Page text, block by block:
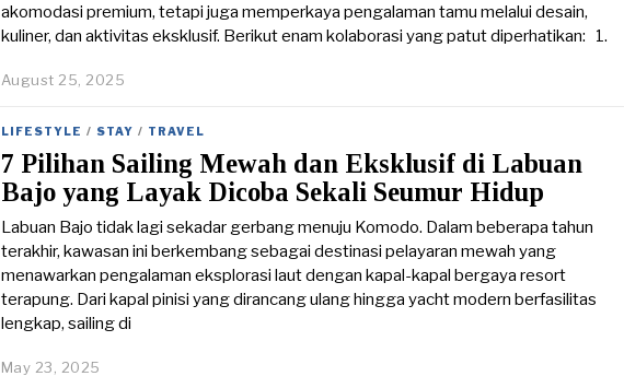
akomodasi premium, tetapi juga memperkaya pengalaman tamu melalui desain,
kuliner, dan aktivitas eksklusif. Berikut enam kolaborasi yang patut diperhatikan: 1.
August 25, 2025
LIFESTYLE / STAY / TRAVEL
7 Pilihan Sailing Mewah dan Eksklusif di Labuan
Bajo yang Layak Dicoba Sekali Seumur Hidup
Labuan Bajo tidak lagi sekadar gerbang menuju Komodo. Dalam beberapa tahun
terakhir, kawasan ini berkembang sebagai destinasi pelayaran mewah yang
menawarkan pengalaman eksplorasi laut dengan kapal-kapal bergaya resort
terapung. Dari kapal pinisi yang dirancang ulang hingga yacht modern berfasilitas
lengkap, sailing di
May 23, 2025